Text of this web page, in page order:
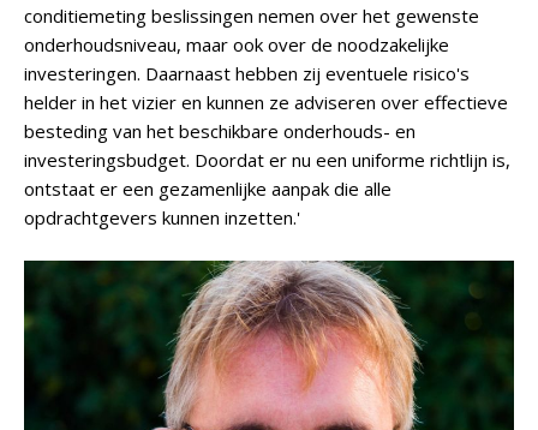
conditiemeting beslissingen nemen over het gewenste
onderhoudsniveau, maar ook over de noodzakelijke
investeringen. Daarnaast hebben zij eventuele risico's
helder in het vizier en kunnen ze adviseren over effectieve
besteding van het beschikbare onderhouds- en
investeringsbudget. Doordat er nu een uniforme richtlijn is,
ontstaat er een gezamenlijke aanpak die alle
opdrachtgevers kunnen inzetten.'